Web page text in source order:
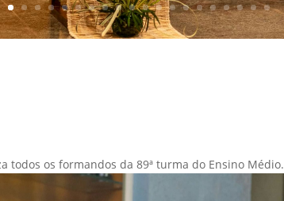
todos os formandos da 89ª turma do Ensino Médio.